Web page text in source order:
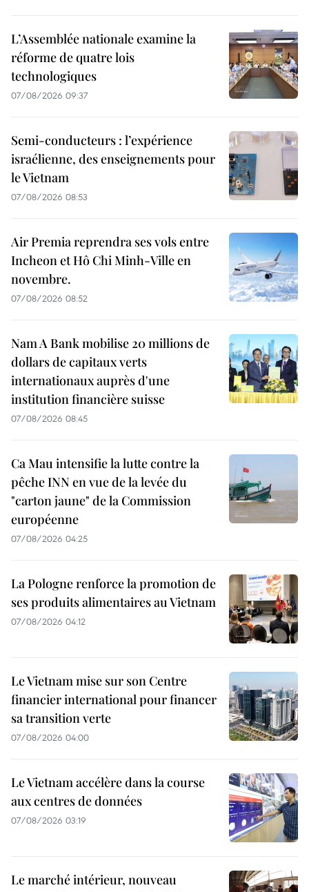
L’Assemblée nationale examine la
réforme de quatre lois
technologiques
07/08/2026 09:37
Semi-conducteurs : l’expérience
israélienne, des enseignements pour
le Vietnam
07/08/2026 08:53
Air Premia reprendra ses vols entre
Incheon et Hô Chi Minh-Ville en
novembre.
07/08/2026 08:52
Nam A Bank mobilise 20 millions de
dollars de capitaux verts
internationaux auprès d'une
institution financière suisse
07/08/2026 08:45
Ca Mau intensifie la lutte contre la
pêche INN en vue de la levée du
"carton jaune" de la Commission
européenne
07/08/2026 04:25
La Pologne renforce la promotion de
ses produits alimentaires au Vietnam
07/08/2026 04:12
Le Vietnam mise sur son Centre
financier international pour financer
sa transition verte
07/08/2026 04:00
Le Vietnam accélère dans la course
aux centres de données
07/08/2026 03:19
Le marché intérieur, nouveau